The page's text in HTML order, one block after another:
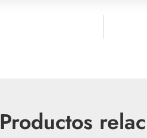
Productos